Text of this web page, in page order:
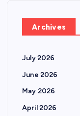
Archives
July 2026
June 2026
May 2026
April 2026